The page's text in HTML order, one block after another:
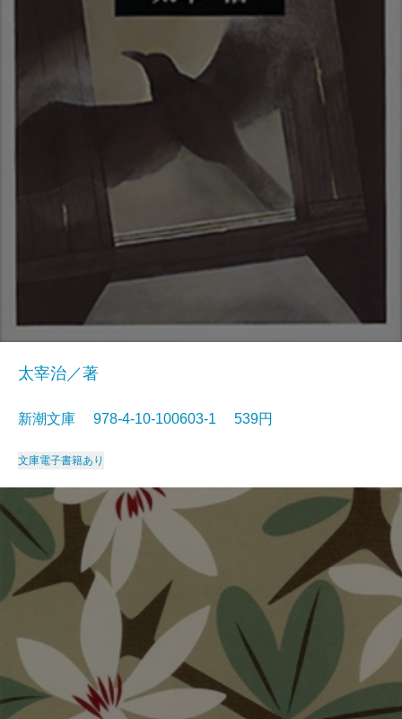
太宰治／著
新潮文庫 978-4-10-100603-1 539円
文庫電子書籍あり